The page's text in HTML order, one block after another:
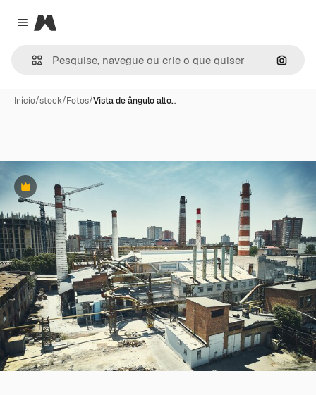
Close menu
Magnific
Início/stock/Fotos/Vista de ângulo alto…
Premium